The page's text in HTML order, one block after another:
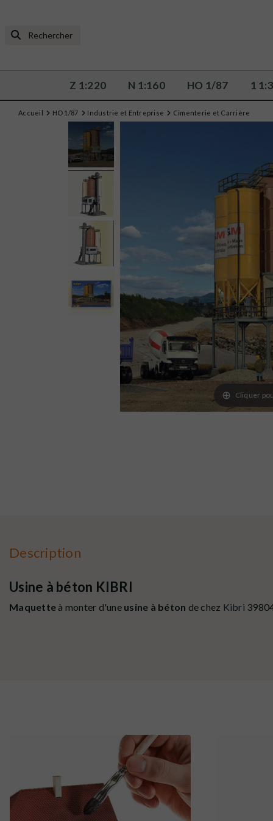
Z 1:220 N 1:160 HO 1/87 1
Accueil HO 1/87 Industrie et Entreprise Cimenterie et Carrière
Cliquer
Description
Usine à béton KIBRI
Maquette à monter d'une usine à béton de chez Kibri